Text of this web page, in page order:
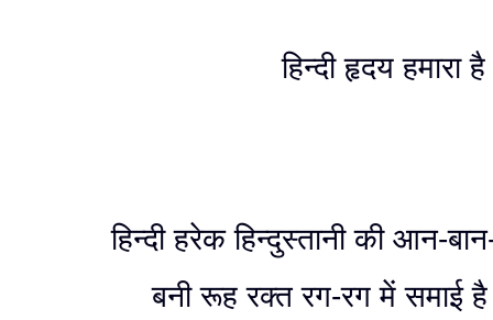
हिन्दी हृदय हमारा है
हिन्दी हरेक हिन्दुस्तानी की आन-
बनी रूह रक्त रग-रग में समाई